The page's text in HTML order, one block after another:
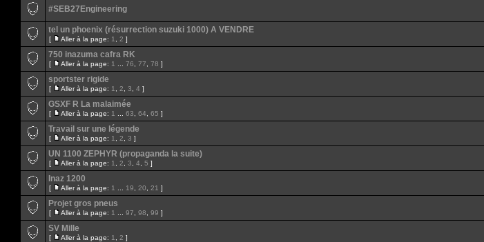
#SEB27Engineering
tel un phoenix (résurrection suzuki 1000) A VENDRE
[ Aller à la page: 1 2 ]
750 inazuma cafra RK
[ Aller à la page: 1 76 77 78 ]
sportster rigide
[ Aller à la page: 1 2 3 4 ]
GSXF R La malaimée
[ Aller à la page: 1 63 64 65 ]
Travail sur une légende
[ Aller à la page: 1 2 3 ]
UN 1100 ZEPHYR (propaganda la suite)
[ Aller à la page: 1 2 3 4 5 ]
Inaz 1200
[ Aller à la page: 1 19 20 21 ]
Projet gros pneus
[ Aller à la page: 1 97 98 99 ]
SV Mille
[ Aller à la page: 1 2 ]